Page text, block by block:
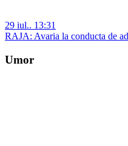
29 iul.. 13:31
RAJA: Avaria la conducta de
Umor